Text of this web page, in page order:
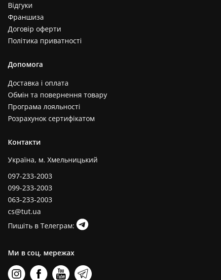
Відгуки
Франшиза
Договір оферти
Політика приватності
Допомога
Доставка і оплата
Обмін та повернення товару
Програма лояльності
Розрахунок сертифікатом
Контакти
Україна, м. Хмельницький
097-233-2003
099-233-2003
063-233-2003
cs@tut.ua
Пишіть в Телеграм:
Ми в соц. мережах